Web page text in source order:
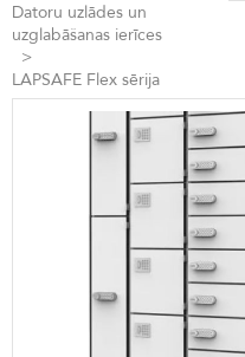
Datoru uzlādes un
uzglabāšanas ierīces
>
LAPSAFE Flex sērija